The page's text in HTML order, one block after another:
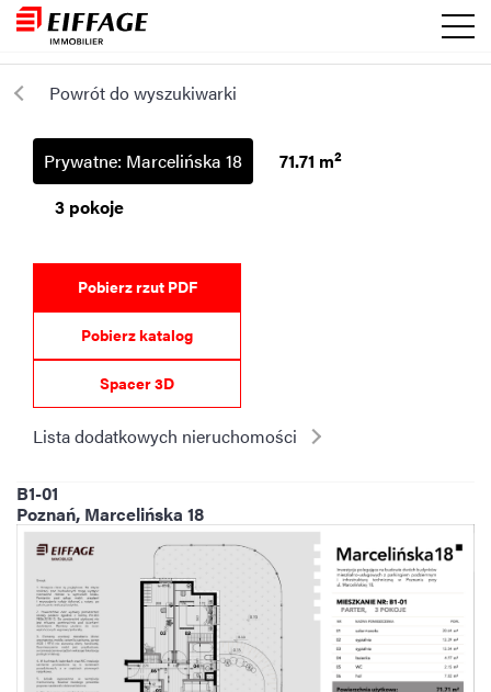
Powrót do wyszukiwarki
Prywatne: Marcelińska 18 71.71 m2
3 pokoje
Pobierz rzut PDF
Pobierz katalog
Spacer 3D
Lista dodatkowych nieruchomości
B1-01
Poznań, Marcelińska 18